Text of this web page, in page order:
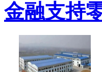
金融支持